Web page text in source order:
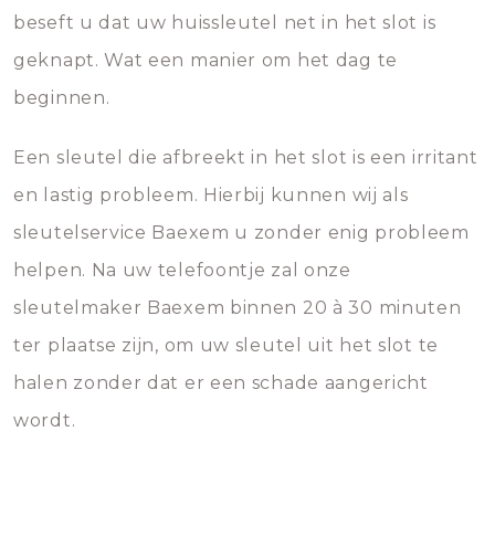
beseft u dat uw huissleutel net in het slot is
geknapt. Wat een manier om het dag te
beginnen.
Een sleutel die afbreekt in het slot is een irritant
en lastig probleem. Hierbij kunnen wij als
sleutelservice Baexem u zonder enig probleem
helpen. Na uw telefoontje zal onze
sleutelmaker Baexem binnen 20 à 30 minuten
ter plaatse zijn, om uw sleutel uit het slot te
halen zonder dat er een schade aangericht
wordt.